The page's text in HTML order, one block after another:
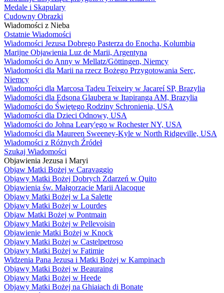
Medale i Skapulary
Cudowny Obrazki
Wiadomości z Nieba
Ostatnie Wiadomości
Wiadomości Jezusa Dobrego Pasterza do Enocha, Kolumbia
Marijne Objawienia Luz de Marii, Argentyna
Wiadomości do Anny w Mellatz/Göttingen, Niemcy
Wiadomości dla Marii na rzecz Bożego Przygotowania Serc,
Niemcy
Wiadomości dla Marcosa Tadeu Teixeiry w Jacareí SP, Brazylia
Wiadomości dla Edsona Glaubera w Itapiranga AM, Brazylia
Wiadomości do Świętego Rodziny Schronienia, USA
Wiadomości dla Dzieci Odnowy, USA
Wiadomości do Johna Leary'ego w Rochester NY, USA
Wiadomości dla Maureen Sweeney-Kyle w North Ridgeville, USA
Wiadomości z Różnych Źródeł
Szukaj Wiadomości
Objawienia Jezusa i Maryi
Objaw Matki Bożej w Caravaggio
Objawy Matki Bożej Dobrych Zdarzeń w Quito
Objawienia św. Małgorzacie Marii Alacoque
Objawy Matki Bożej w La Salette
Objawy Matki Bożej w Lourdes
Objaw Matki Bożej w Pontmain
Objawy Matki Bożej w Pellevoisin
Objawienie Matki Bożej w Knock
Objawy Matki Bożej w Castelpetroso
Objawy Matki Bożej w Fatimie
Widzenia Pana Jezusa i Matki Bożej w Kampinach
Objawy Matki Bożej w Beauraing
Objawy Matki Bożej w Heede
Objawy Matki Bożej na Ghiaiach di Bonate